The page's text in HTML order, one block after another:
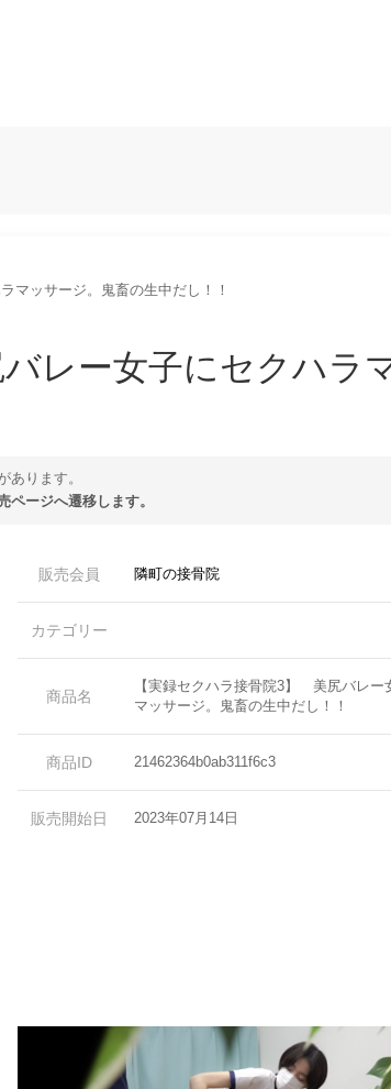
ッサージ。鬼畜の生中だし！！
レー女子にセクハラ
あります。
ページへ遷移します。
販売会員 隣町の接骨院
カテゴリー
商品名
【実録セクハラ接骨院3】 美尻バレー
マッサージ。鬼畜の生中だし！！
商品ID 21462364b0ab311f6c3
販売開始日 2023年07月14日